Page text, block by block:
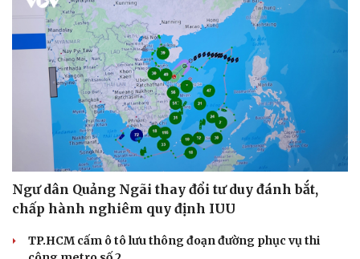
Ngư dân Quảng Ngãi thay đổi tư duy đánh bắt,
chấp hành nghiêm quy định IUU
TP.HCM cấm ô tô lưu thông đoạn đường phục vụ thi